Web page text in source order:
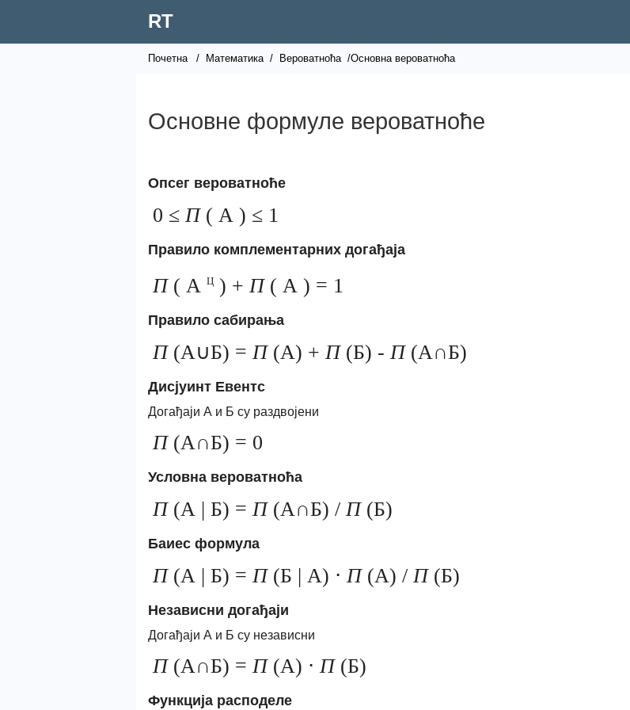
RT
Почетна / Математика / Вероватноћа /Основна вероватноћа
Основне формуле вероватноће
Опсег вероватноће
0 ≤П ( А ) ≤ 1
Правило комплементарних догађаја
П ( А Ц ) + П ( А ) = 1
Правило сабирања
П(А∪Б) = П(А) + П(Б) - П(А∩Б)
Дисјуинт Евентс
Догађаји А и Б су раздвојени
П(А∩Б) = 0
Условна вероватноћа
П(А | Б) = П(А∩Б) / П(Б)
Баиес формула
П(А | Б) = П(Б | А) ⋅ П(А) / П(Б)
Независни догађаји
Догађаји А и Б су независни
П(А∩Б) = П(А) ⋅ П(Б)
Функција расподеле